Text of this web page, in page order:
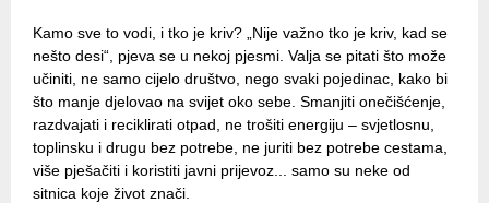
Kamo sve to vodi, i tko je kriv? „Nije važno tko je kriv, kad se
nešto desi“, pjeva se u nekoj pjesmi. Valja se pitati što može
učiniti, ne samo cijelo društvo, nego svaki pojedinac, kako bi
što manje djelovao na svijet oko sebe. Smanjiti onečišćenje,
razdvajati i reciklirati otpad, ne trošiti energiju – svjetlosnu,
toplinsku i drugu bez potrebe, ne juriti bez potrebe cestama,
više pješačiti i koristiti javni prijevoz... samo su neke od
sitnica koje život znači.